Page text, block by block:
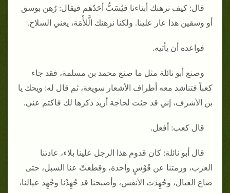
قال‏:‏ كيف نرهنك أبناءنا فيُسَبُّ أحَدُهم فيقال‏:‏ رُهِن بوسق
أو وسقين هذا عار علينا‏.‏ ولكنا نرهنك الَّلأْمَة، يعني السلاح‏.‏
فواعده أن يأتيه‏.‏
وصنع أبو نائلة مثل ما صنع محمد بن مسلمة، فقد جاء
كعباً فتناشد معه أطراف الأشعار سويعة، ثم قال له‏:‏ ويحك يا
بن الأشرف، إني قد جئت لحاجة أريد ذكرها لك فاكتم عني‏.‏
قال كعب‏:‏ أفعل‏.‏
قال أبو نائلة‏:‏ كان قدوم هذا الرجل علينا بلاء، عادتنا
العرب، ورمتنا عن قَوْسٍ واحدة، وقطعتْ عنا السبل، حتى
ضاع العيال، وجُهِدَت الأنفس، وأصبحنا قد جُهِدْنا وجُهِد عيالنا،